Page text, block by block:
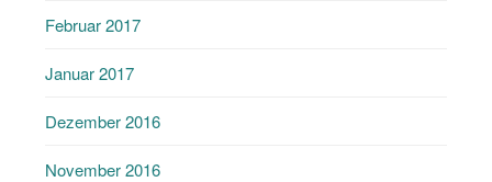
Februar 2017
Januar 2017
Dezember 2016
November 2016